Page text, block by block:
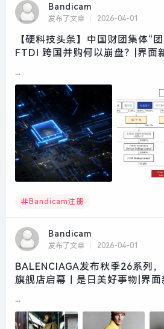
Bandicam
发布了文章 2026-04-01
【硬科技头条】中国财团集体“
FTDI 跨国并购何以崩盘？|界面
...
Bandicam注册
Bandicam
发布了文章 2026-04-01
BALENCIAGA发布秋季26系列
旗舰店启幕｜是日美好事物|界面
...